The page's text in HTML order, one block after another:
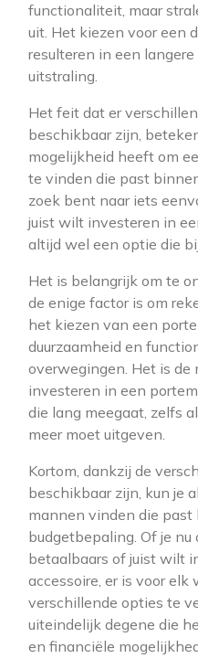
functionaliteit, maar
uit. Het kiezen voor een
resulteren in een
uitstraling.
Het feit dat er
beschikbaar zijn,
mogelijkheid heeft om
te vinden die past
zoek bent naar iets
juist wilt investeren in
altijd wel een optie die
Het is belangrijk om te
de enige factor is om
het kiezen van een
duurzaamheid en
overwegingen. Het is de
investeren in een
die lang meegaat, zelfs
meer moet uitgeven.
Kortom, dankzij de
beschikbaar zijn, kun je
mannen vinden die past
budgetbepaling. Of je
betaalbaars of juist wilt
accessoire, er is voor
verschillende opties te
uiteindelijk degene die
en financiële